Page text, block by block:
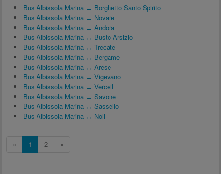
Bus Albissola Marina ↔ Borghetto Santo Spirito
Bus Albissola Marina ↔ Novare
Bus Albissola Marina ↔ Andora
Bus Albissola Marina ↔ Busto Arsizio
Bus Albissola Marina ↔ Trecate
Bus Albissola Marina ↔ Bergame
Bus Albissola Marina ↔ Arese
Bus Albissola Marina ↔ Vigevano
Bus Albissola Marina ↔ Verceil
Bus Albissola Marina ↔ Savone
Bus Albissola Marina ↔ Sassello
Bus Albissola Marina ↔ Noli
« 1 2 »